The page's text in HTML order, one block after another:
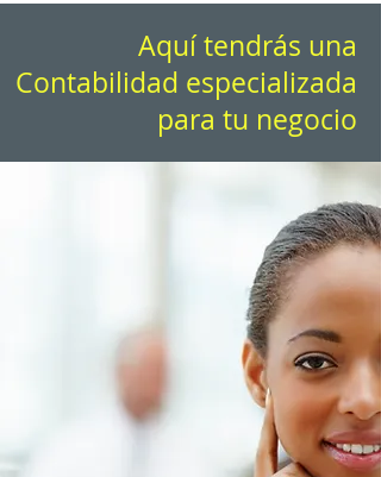
Aquí tendrás una
Contabilidad especializada
para tu negocio